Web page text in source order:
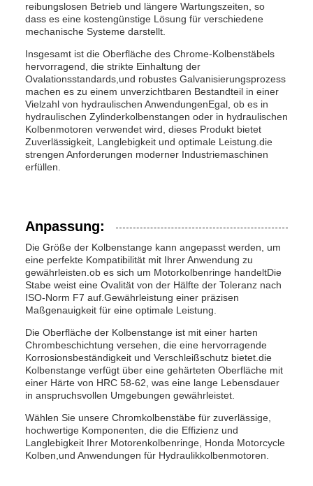
reibungslosen Betrieb und längere Wartungszeiten, so
dass es eine kostengünstige Lösung für verschiedene
mechanische Systeme darstellt.
Insgesamt ist die Oberfläche des Chrome-Kolbenstäbels
hervorragend, die strikte Einhaltung der
Ovalationsstandards,und robustes Galvanisierungsprozess
machen es zu einem unverzichtbaren Bestandteil in einer
Vielzahl von hydraulischen AnwendungenEgal, ob es in
hydraulischen Zylinderkolbenstangen oder in hydraulischen
Kolbenmotoren verwendet wird, dieses Produkt bietet
Zuverlässigkeit, Langlebigkeit und optimale Leistung.die
strengen Anforderungen moderner Industriemaschinen
erfüllen.
Anpassung:
Die Größe der Kolbenstange kann angepasst werden, um
eine perfekte Kompatibilität mit Ihrer Anwendung zu
gewährleisten.ob es sich um Motorkolbenringe handeltDie
Stabe weist eine Ovalität von der Hälfte der Toleranz nach
ISO-Norm F7 auf.Gewährleistung einer präzisen
Maßgenauigkeit für eine optimale Leistung.
Die Oberfläche der Kolbenstange ist mit einer harten
Chrombeschichtung versehen, die eine hervorragende
Korrosionsbeständigkeit und Verschleißschutz bietet.die
Kolbenstange verfügt über eine gehärteten Oberfläche mit
einer Härte von HRC 58-62, was eine lange Lebensdauer
in anspruchsvollen Umgebungen gewährleistet.
Wählen Sie unsere Chromkolbenstäbe für zuverlässige,
hochwertige Komponenten, die die Effizienz und
Langlebigkeit Ihrer Motorenkolbenringe, Honda Motorcycle
Kolben,und Anwendungen für Hydraulikkolbenmotoren.